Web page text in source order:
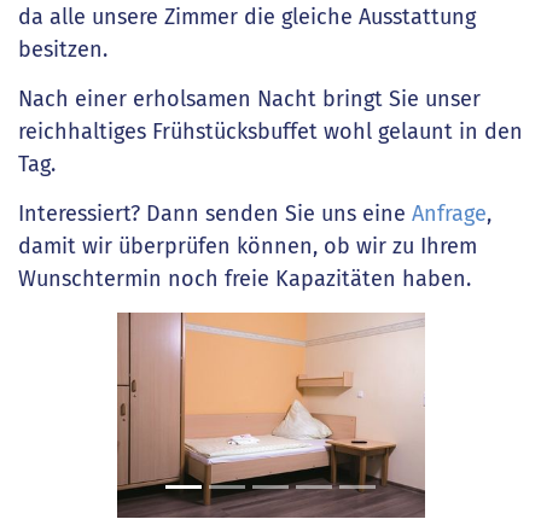
da alle unsere Zimmer die gleiche Ausstattung
besitzen.
Nach einer erholsamen Nacht bringt Sie unser
reichhaltiges Frühstücksbuffet wohl gelaunt in den
Tag.
Interessiert? Dann senden Sie uns eine Anfrage,
damit wir überprüfen können, ob wir zu Ihrem
Wunschtermin noch freie Kapazitäten haben.